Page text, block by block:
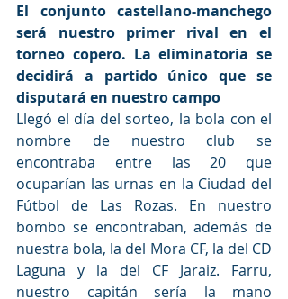
El conjunto castellano-manchego
será nuestro primer rival en el
torneo copero. La eliminatoria se
decidirá a partido único que se
disputará en nuestro campo
Llegó el día del sorteo, la bola con el
nombre de nuestro club se
encontraba entre las 20 que
ocuparían las urnas en la Ciudad del
Fútbol de Las Rozas. En nuestro
bombo se encontraban, además de
nuestra bola, la del Mora CF, la del CD
Laguna y la del CF Jaraiz. Farru,
nuestro capitán sería la mano